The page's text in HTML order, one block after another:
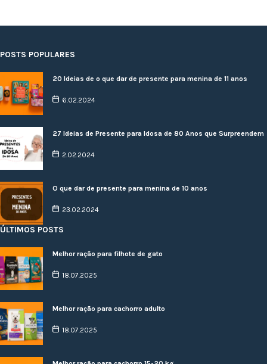
POSTS POPULARES
20 Ideias de o que dar de presente para menina de 11 anos
6.02.2024
27 Ideias de Presente para Idosa de 80 Anos que Surpreendem
2.02.2024
O que dar de presente para menina de 10 anos
23.02.2024
ÚLTIMOS POSTS
Melhor ração para filhote de gato
18.07.2025
Melhor ração para cachorro adulto
18.07.2025